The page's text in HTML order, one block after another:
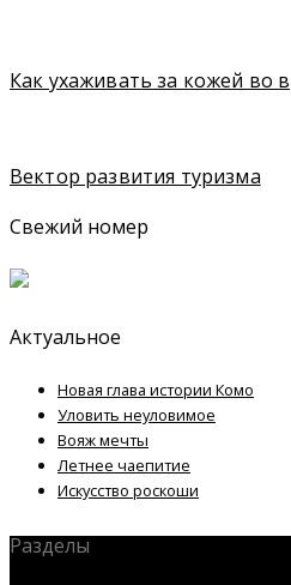
Как ухаживать за кожей во
Вектор развития туризма
Свежий номер
Актуальное
Новая глава истории Комо
Уловить неуловимое
Вояж мечты
Летнее чаепитие
Искусство роскоши
Разделы